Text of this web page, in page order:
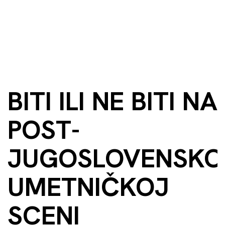
BITI ILI NE BITI NA
POST-
UMETNIČKOJ
SCENI